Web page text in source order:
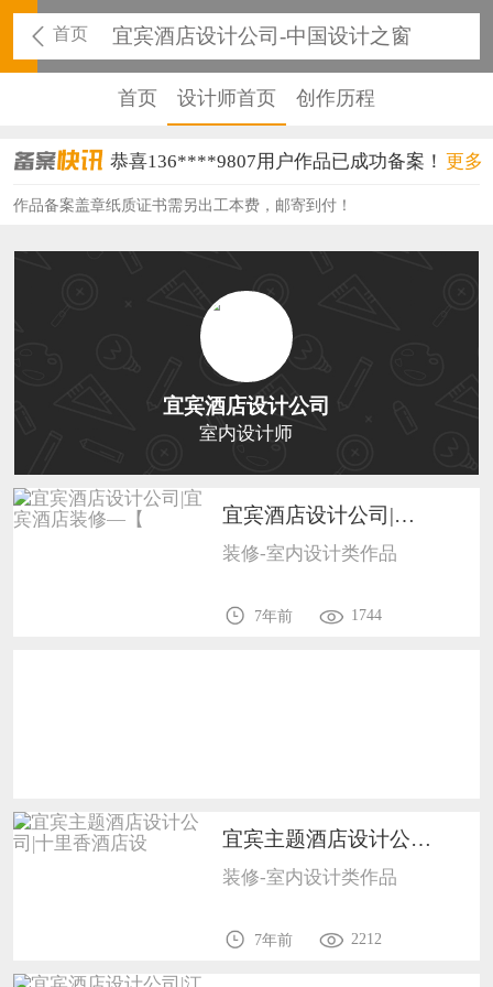
首页 宜宾酒店设计公司-中国设计之窗
首页 设计师首页 创作历程
恭喜136****9807用户作品已成功备案！
恭喜159****4930用户作品已成功备案！
恭喜150****6483用户作品已成功备案！
恭喜131****2473用户作品已成功备案！
恭喜159****4201用户作品已成功备案！
恭喜133****6466用户作品已成功备案！
恭喜131****1475用户作品已成功备案！
恭喜133****8874用户作品已成功备案！
恭喜138****8638用户作品已成功备案！
恭喜133****9020用户作品已成功备案！
更多
作品备案盖章纸质证书需另出工本费，邮寄到付！
宜宾酒店设计公司
室内设计师
宜宾酒店设计公司|宜宾酒店装修—【1702
装修-室内设计类作品
7年前 1744
宜宾主题酒店设计公司|十里香酒店设1702
装修-室内设计类作品
7年前 2212